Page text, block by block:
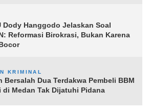
Dody Hanggodo Jelaskan Soal
Reformasi Birokrasi, Bukan Karena
KRIMINAL
Bersalah Dua Terdakwa Pembeli BBM
di Medan Tak Dijatuhi Pidana